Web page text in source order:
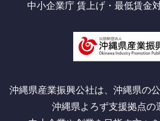
中小企業庁 賃上げ・最低賃金
沖縄県産業振興公社は、沖縄県の
沖縄県よろず支援拠点の